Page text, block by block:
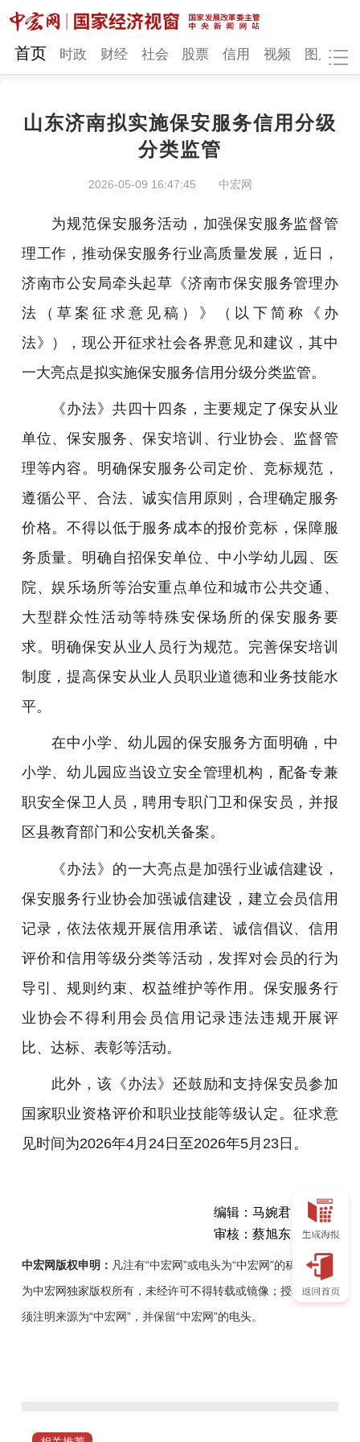
网站地图
财经 社会
图片
地方发展
首页 时政 财经 社会 股票 信用 视频 图片
山东济南拟实施保安服务信用分级
分类监管
2026-05-09 16:47:45 中宏网
为规范保安服务活动，加强保安服务监督管
理工作，推动保安服务行业高质量发展，近日，
济南市公安局牵头起草《济南市保安服务管理办
法（草案征求意见稿）》（以下简称《办
法》），现公开征求社会各界意见和建议，其中
一大亮点是拟实施保安服务信用分级分类监管。
《办法》共四十四条，主要规定了保安从业
单位、保安服务、保安培训、行业协会、监督管
理等内容。明确保安服务公司定价、竞标规范，
遵循公平、合法、诚实信用原则，合理确定服务
价格。不得以低于服务成本的报价竞标，保障服
务质量。明确自招保安单位、中小学幼儿园、医
院、娱乐场所等治安重点单位和城市公共交通、
大型群众性活动等特殊安保场所的保安服务要
求。明确保安从业人员行为规范。完善保安培训
制度，提高保安从业人员职业道德和业务技能水
平。
在中小学、幼儿园的保安服务方面明确，中
小学、幼儿园应当设立安全管理机构，配备专兼
职安全保卫人员，聘用专职门卫和保安员，并报
区县教育部门和公安机关备案。
《办法》的一大亮点是加强行业诚信建设，
保安服务行业协会加强诚信建设，建立会员信用
记录，依法依规开展信用承诺、诚信倡议、信用
评价和信用等级分类等活动，发挥对会员的行为
导引、规则约束、权益维护等作用。保安服务行
业协会不得利用会员信用记录违法违规开展评
比、达标、表彰等活动。
此外，该《办法》还鼓励和支持保安员参加
国家职业资格评价和职业技能等级认定。征求意
见时间为2026年4月24日至2026年5月23日。
编辑：马婉君
审核：蔡旭东
中宏网版权申明： 凡注有“中宏网”或电头为“中宏网”的稿件，均
为中宏网独家版权所有，未经许可不得转载或镜像；授权转载必
须注明来源为“中宏网”，并保留“中宏网”的电头。
市